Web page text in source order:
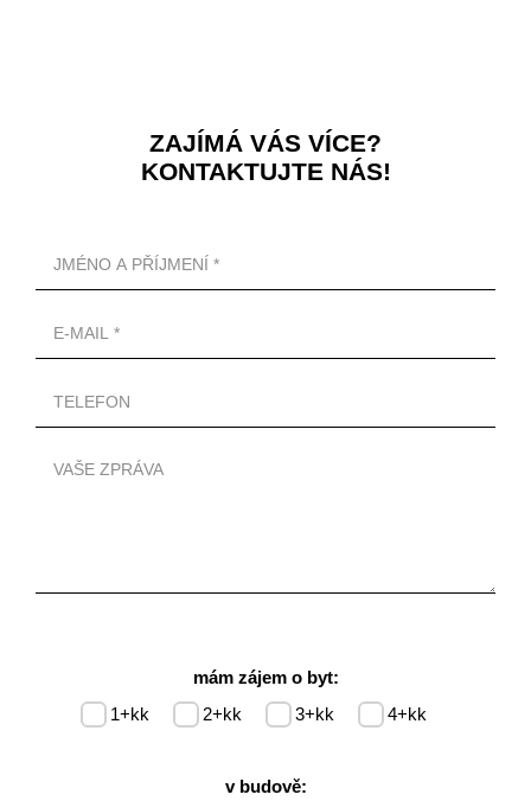
ZAJÍMÁ VÁS VÍCE?
KONTAKTUJTE NÁS!
mám zájem o byt:
1+kk 2+kk 3+kk 4+kk
v budově: